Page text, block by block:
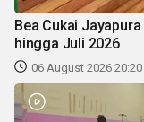
Bea Cukai
hingga Juli 2026
06 August 2026 20:20